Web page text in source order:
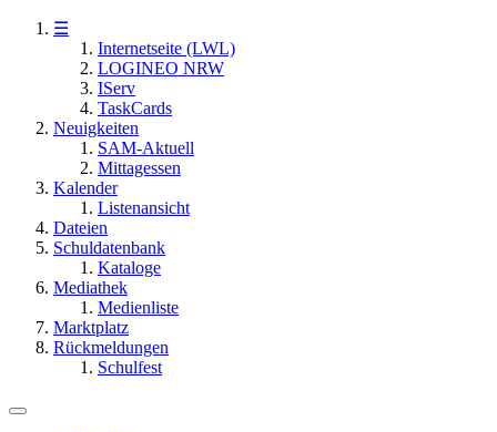
☰
Internetseite (LWL)
LOGINEO NRW
IServ
TaskCards
Neuigkeiten
SAM-Aktuell
Mittagessen
Kalender
Listenansicht
Dateien
Schuldatenbank
Kataloge
Mediathek
Medienliste
Marktplatz
Rückmeldungen
Schulfest